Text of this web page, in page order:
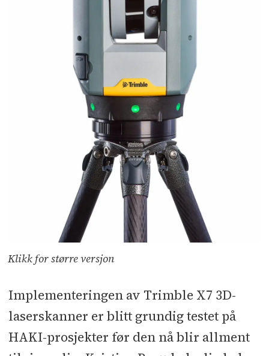
Klikk for større versjon
Implementeringen av Trimble X7 3D-
laserskanner er blitt grundig testet på
HAKI-prosjekter før den nå blir allment